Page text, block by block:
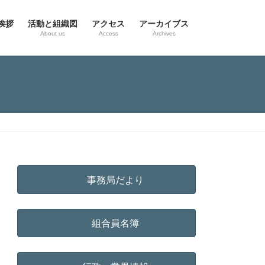
拶 活動と組織図
About us
アクセス
Access
アーカイブス
Archives
事務局だより
組合員名簿